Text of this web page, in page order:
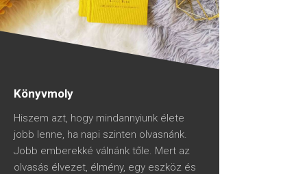
Könyvmoly
Hiszem azt, hogy mindannyiunk élete
jobb lenne, ha napi szinten olvasnánk.
Jobb emberekké válnánk tőle. Mert az
olvasás élvezet, élmény, egy eszköz és